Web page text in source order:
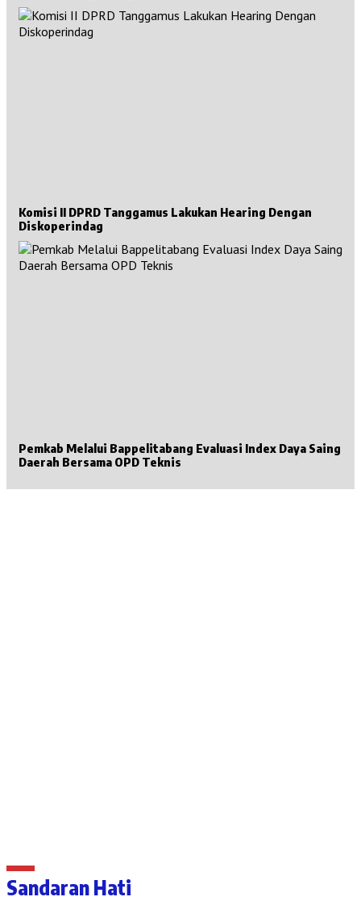
Komisi II DPRD Tanggamus Lakukan Hearing Dengan
Diskoperindag
Pemkab Melalui Bappelitabang Evaluasi Index Daya Saing
Daerah Bersama OPD Teknis
Sandaran Hati